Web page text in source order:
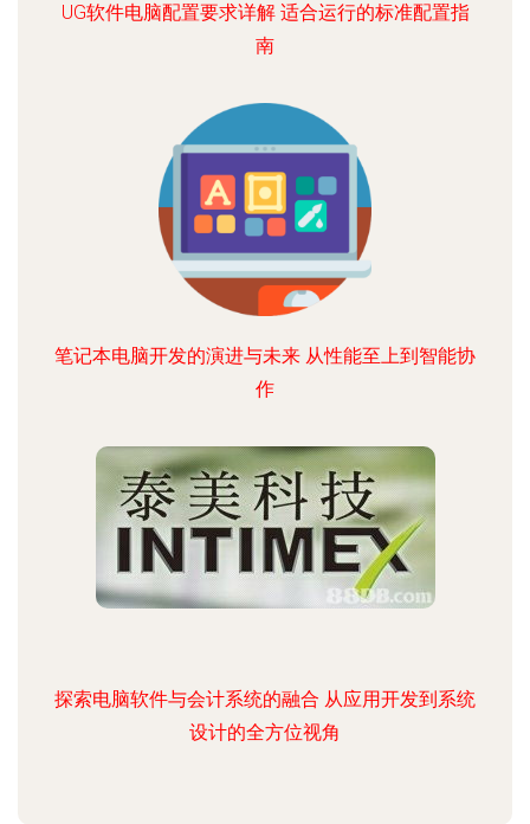
UG软件电脑配置要求详解 适合运行的标准配置指
南
笔记本电脑开发的演进与未来 从性能至上到智能协
作
探索电脑软件与会计系统的融合 从应用开发到系统
设计的全方位视角